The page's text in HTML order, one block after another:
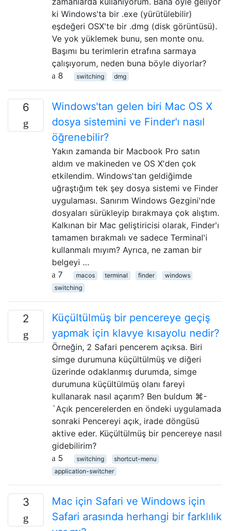
ki Windows'ta bir .exe (yürütülebilir)
eşdeğeri OSX'te bir .dmg (disk görüntüsü).
Ve yok yüklemek bunu, sen monte onu.
Başımı bu terimlerin etrafına sarmaya
çalışıyorum, neden buna böyle diyorlar?
8
switching dmg
6
Windows'tan gelen biri Mac OS X
dosya sistemini ve Finder'ı nasıl
öğrenebilir?
Yakın zamanda bir Macbook Pro satın
aldım ve makineden ve OS X'den çok
etkilendim. Windows'tan geldiğimde
uğraştığım tek şey dosya sistemi ve Finder
uygulaması. Sanırım Windows Gezgini'nde
dosyaları sürükleyip bırakmaya çok alıştım.
Kalkınan bir Mac geliştiricisi olarak, Finder'ı
tamamen bırakmalı ve sadece Terminal'i
kullanmalı mıyım? Ayrıca, ne zaman bir
belgeyi …
7
macos terminal finder
windows
switching
2
Küçültülmüş bir pencereye geçiş
yapmak için klavye kısayolu nedir?
Örneğin, 2 Safari pencerem açıksa. Biri
simge durumuna küçültülmüş ve diğeri
üzerinde odaklanmış durumda, simge
durumuna küçültülmüş olanı fareyi
kullanarak nasıl açarım? Ben buldum ⌘-
`Açık pencerelerden en öndeki uygulamada
sonraki Pencereyi açık, irade döngüsü
aktive eder. Küçültülmüş bir pencereye nasıl
gidebilirim?
5
switching
shortcut-menu
application-switcher
3
Mac için Safari ve Windows için
Safari arasında herhangi bir farklılık